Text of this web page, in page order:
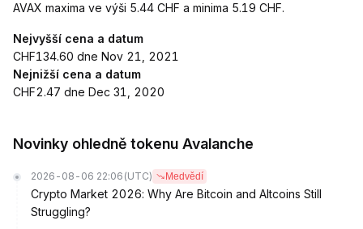
AVAX maxima ve výši 5.44 CHF a minima 5.19 CHF.
Nejvyšší cena a datum
CHF134.60 dne Nov 21, 2021
Nejnižší cena a datum
CHF2.47 dne Dec 31, 2020
Novinky ohledně tokenu Avalanche
2026-08-06 22:06 (UTC) Medvědí
Crypto Market 2026: Why Are Bitcoin and Altcoins Still
Struggling?